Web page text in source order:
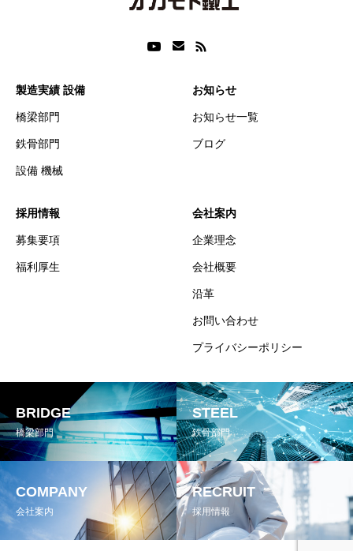
製造実績 設備
橋梁部門
鉄骨部門
設備 機械
お知らせ
お知らせ一覧
ブログ
採用情報
募集要項
福利厚生
会社案内
企業理念
会社概要
沿革
お問い合わせ
プライバシーポリシー
BRIDGE
橋梁部門
STEEL
鉄骨部門
COMPANY
会社案内
RECRUIT
採用情報